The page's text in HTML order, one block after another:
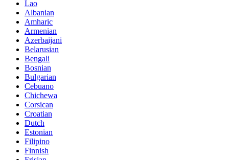
Lao
Albanian
Amharic
Armenian
Azerbaijani
Belarusian
Bengali
Bosnian
Bulgarian
Cebuano
Chichewa
Corsican
Croatian
Dutch
Estonian
Filipino
Finnish